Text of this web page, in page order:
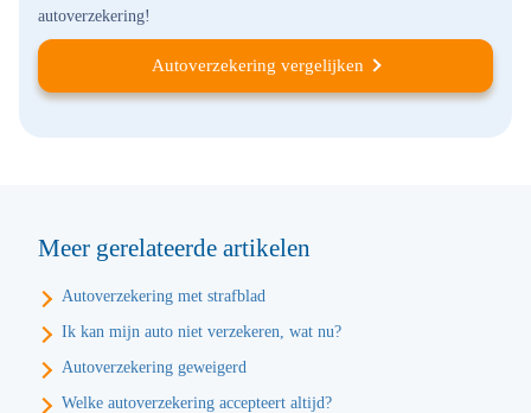
autoverzekering!
Autoverzekering vergelijken
Meer gerelateerde artikelen
Autoverzekering met strafblad
Ik kan mijn auto niet verzekeren, wat nu?
Autoverzekering geweigerd
Welke autoverzekering accepteert altijd?